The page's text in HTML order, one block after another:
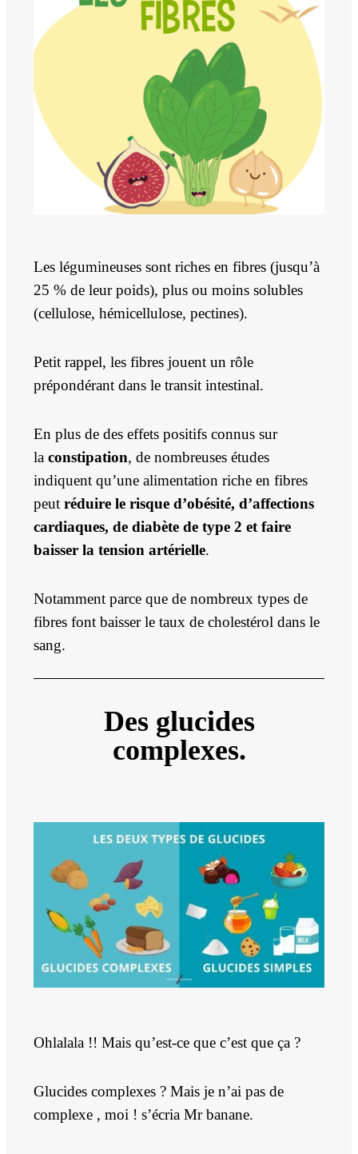
Les légumineuses sont riches en fibres (jusqu’à
25 % de leur poids), plus ou moins solubles
(cellulose, hémicellulose, pectines).
Petit rappel, les fibres jouent un rôle
prépondérant dans le transit intestinal.
En plus de des effets positifs connus sur
la constipation, de nombreuses études
indiquent qu’une alimentation riche en fibres
peut réduire le risque d’obésité, d’affections
cardiaques, de diabète de type 2 et faire
baisser la tension artérielle.
Notamment parce que de nombreux types de
fibres font baisser le taux de cholestérol dans le
sang.
Des glucides
complexes.
Ohlalala !! Mais qu’est-ce que c’est que ça ?
Glucides complexes ? Mais je n’ai pas de
complexe , moi ! s’écria Mr banane.